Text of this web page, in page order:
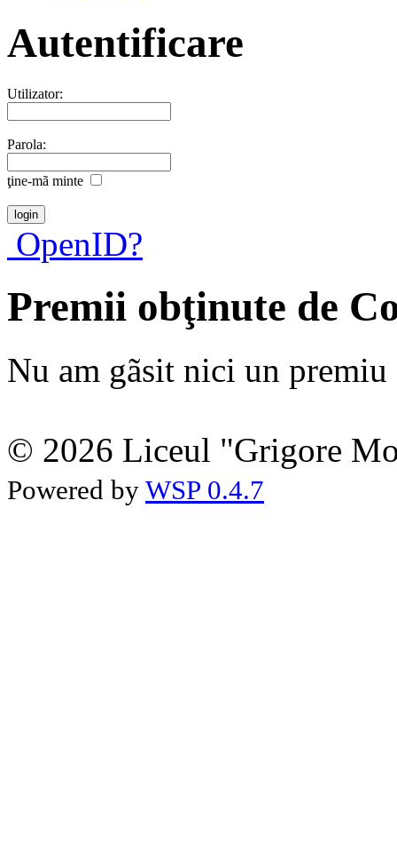
Autentificare
Utilizator:
Parola:
ţine-mã minte
OpenID?
Premii obţinute de
Nu am gãsit nici un premiu
© 2026 Liceul "Grigore
Powered by WSP 0.4.7